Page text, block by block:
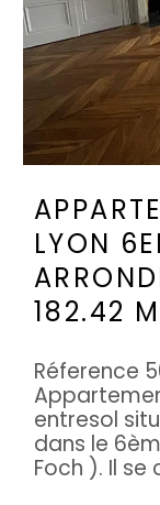
LYON
182.42 M
Réference
entresol
dans le
Foch ). Il se